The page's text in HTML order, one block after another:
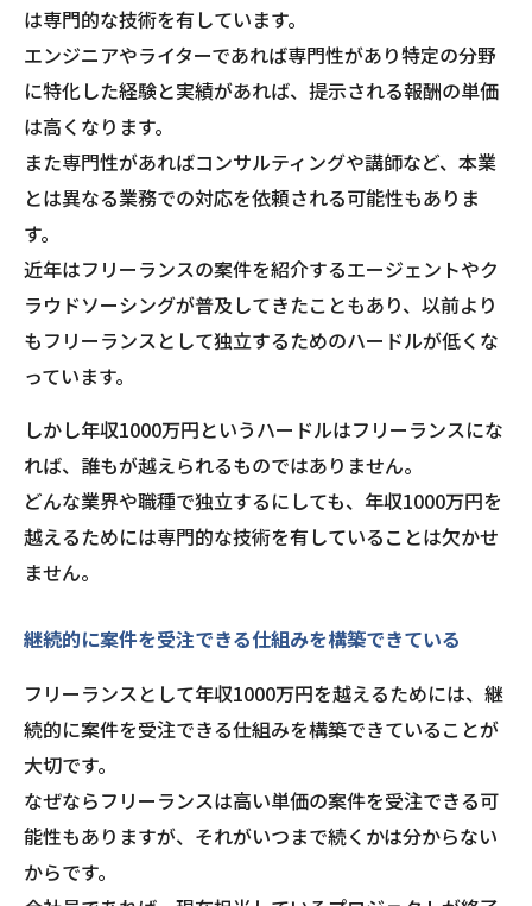
は専門的な技術を有しています。
エンジニアやライターであれば専門性があり特定の分野
に特化した経験と実績があれば、提示される報酬の単価
は高くなります。
また専門性があればコンサルティングや講師など、本業
とは異なる業務での対応を依頼される可能性もありま
す。
近年はフリーランスの案件を紹介するエージェントやク
ラウドソーシングが普及してきたこともあり、以前より
もフリーランスとして独立するためのハードルが低くな
っています。
しかし年収1000万円というハードルはフリーランスにな
れば、誰もが越えられるものではありません。
どんな業界や職種で独立するにしても、年収1000万円を
越えるためには専門的な技術を有していることは欠かせ
ません。
継続的に案件を受注できる仕組みを構築できている
フリーランスとして年収1000万円を越えるためには、継
続的に案件を受注できる仕組みを構築できていることが
大切です。
なぜならフリーランスは高い単価の案件を受注できる可
能性もありますが、それがいつまで続くかは分からない
からです。